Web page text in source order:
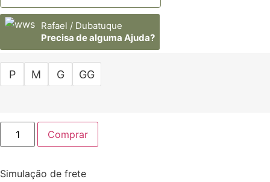
Rafael / Dubatuque
Precisa de alguma Ajuda?
P M G GG
Comprar
Simulação de frete